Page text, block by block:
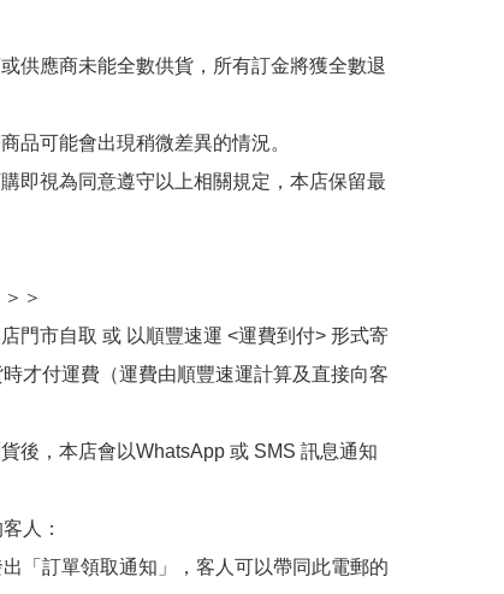
供應商未能全數供貨，所有訂金將獲全數退
品可能會出現稍微差異的情況。
即視為同意遵守以上相關規定，本店保留最
＞
門市自取 或 以順豐速運 <運費到付> 形式寄
才付運費（運費由順豐速運計算及直接向客
後，本店會以WhatsApp 或 SMS 訊息通知
人：
「訂單領取通知」，客人可以帶同此電郵的